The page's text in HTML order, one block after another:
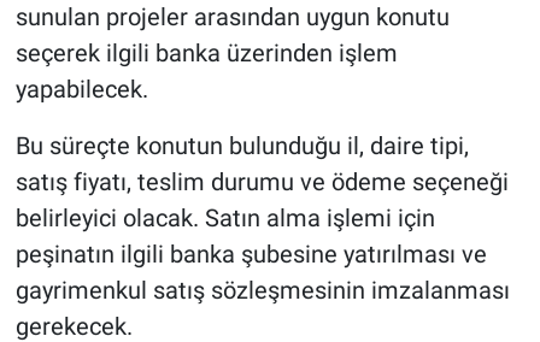
sunulan projeler arasından uygun konutu
seçerek ilgili banka üzerinden işlem
yapabilecek.
Bu süreçte konutun bulunduğu il, daire tipi,
satış fiyatı, teslim durumu ve ödeme seçeneği
belirleyici olacak. Satın alma işlemi için
peşinatın ilgili banka şubesine yatırılması ve
gayrimenkul satış sözleşmesinin imzalanması
gerekecek.